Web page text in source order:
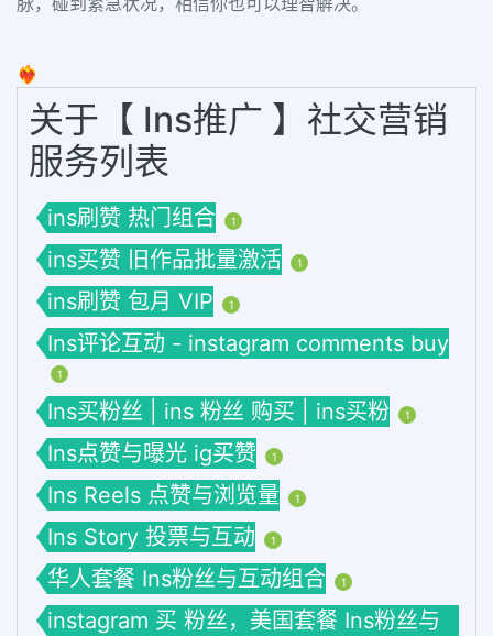
❤️‍🔥
关于【 Ins推广 】社交营销
服务列表
ins刷赞 热门组合 1
ins买赞 旧作品批量激活 1
ins刷赞 包月 VIP 1
Ins评论互动 - instagram comments buy
1
Ins买粉丝 | ins 粉丝 购买 | ins买粉 1
Ins点赞与曝光 ig买赞 1
Ins Reels 点赞与浏览量 1
Ins Story 投票与互动 1
华人套餐 Ins粉丝与互动组合 1
instagram 买 粉丝，美国套餐 Ins粉丝与